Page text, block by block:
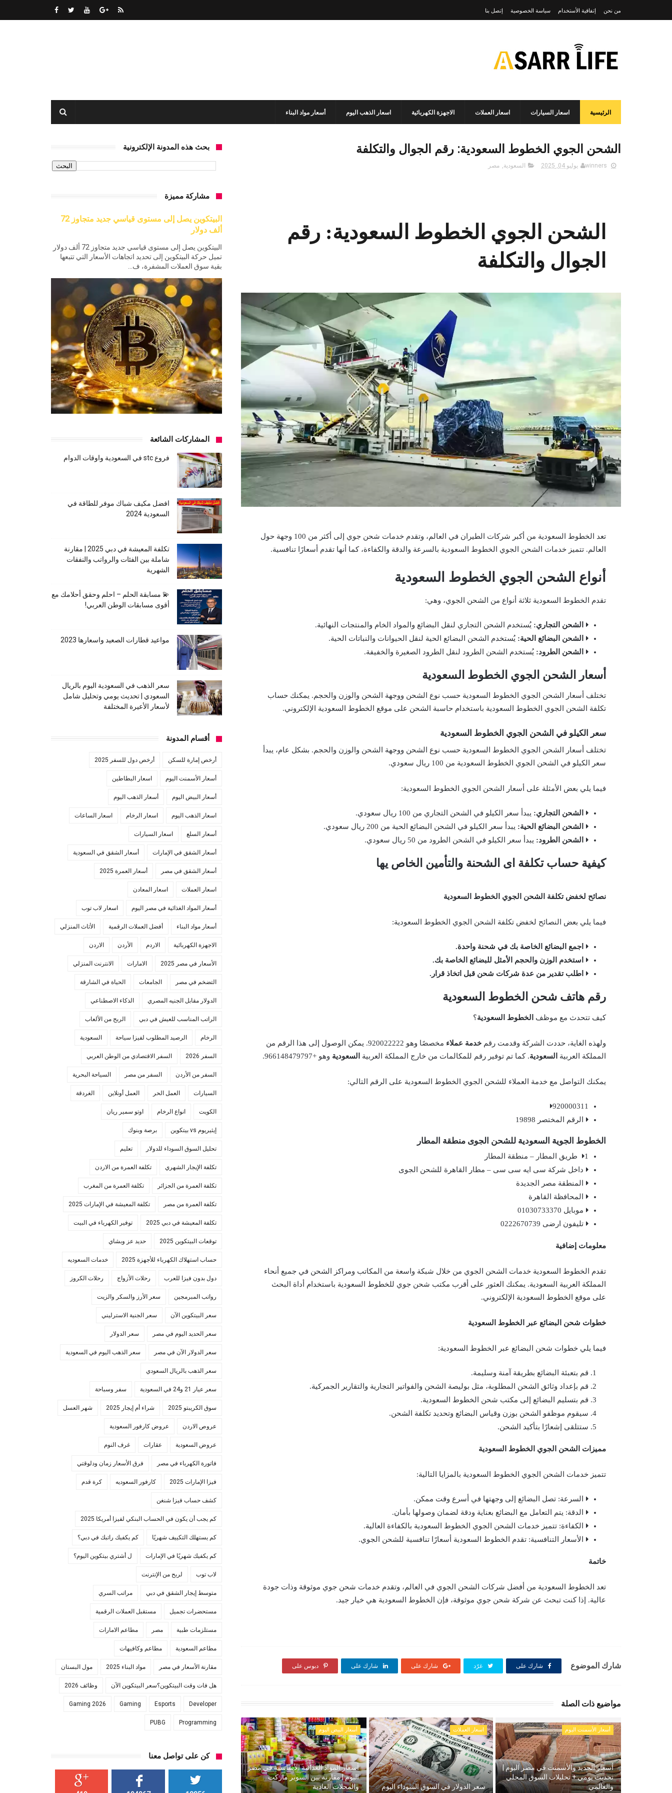
من نحن إتفاقية الأستخدام سياسة الخصوصية إتصل بنا
الرئيسية اسعار السيارات اسعار العملات الاجهزة الكهربائية اسعار الذهب اليوم أسعار مواد البناء
الشحن الجوي الخطوط السعودية: رقم الجوال والتكلفة
winners يوليو 04, 2025 السعودية, مصر
الشحن الجوي الخطوط السعودية: رقم
الجوال والتكلفة
تعد الخطوط السعودية من أكبر شركات الطيران في العالم، وتقدم خدمات شحن جوي إلى أكثر من 100 وجهة حول
العالم. تتميز خدمات الشحن الجوي الخطوط السعودية بالسرعة والدقة والكفاءة، كما أنها تقدم أسعارًا تنافسية.
أنواع الشحن الجوي الخطوط السعودية
تقدم الخطوط السعودية ثلاثة أنواع من الشحن الجوي، وهي:
الشحن التجاري: يُستخدم الشحن التجاري لنقل البضائع والمواد الخام والمنتجات النهائية.
الشحن البضائع الحية: يُستخدم الشحن البضائع الحية لنقل الحيوانات والنباتات الحية.
الشحن الطرود: يُستخدم الشحن الطرود لنقل الطرود الصغيرة والخفيفة.
أسعار الشحن الجوي الخطوط السعودية
تختلف أسعار الشحن الجوي الخطوط السعودية حسب نوع الشحن ووجهة الشحن والوزن والحجم. يمكنك حساب
تكلفة الشحن الجوي الخطوط السعودية باستخدام حاسبة الشحن على موقع الخطوط السعودية الإلكتروني.
سعر الكيلو في الشحن الجوي الخطوط السعودية
تختلف أسعار الشحن الجوي الخطوط السعودية حسب نوع الشحن ووجهة الشحن والوزن والحجم. بشكل عام، يبدأ
سعر الكيلو في الشحن الجوي الخطوط السعودية من 100 ريال سعودي.
فيما يلي بعض الأمثلة على أسعار الشحن الجوي الخطوط السعودية:
الشحن التجاري: يبدأ سعر الكيلو في الشحن التجاري من 100 ريال سعودي.
الشحن البضائع الحية: يبدأ سعر الكيلو في الشحن البضائع الحية من 200 ريال سعودي.
الشحن الطرود: يبدأ سعر الكيلو في الشحن الطرود من 50 ريال سعودي.
كيفية حساب تكلفة اى الشحنة والتأمين الخاص يها
نصائح لخفض تكلفة الشحن الجوي الخطوط السعودية
فيما يلي بعض النصائح لخفض تكلفة الشحن الجوي الخطوط السعودية:
اجمع البضائع الخاصة بك في شحنة واحدة.
استخدم الوزن والحجم الأمثل للبضائع الخاصة بك.
اطلب تقدير من عدة شركات شحن قبل اتخاذ قرار.
رقم هاتف شحن الخطوط السعودية
كيف تتحدث مع موظف الخطوط السعودية؟
ولهذه الغاية، حددت الشركة وقدمت رقم خدمة عملاء
مخصصًا وهو 920022222. يمكن الوصول إلى هذا الرقم من
المملكة العربية
السعودية. كما تم توفير رقم للمكالمات من خارج المملكة العربية السعودية وهو +966148479797.
يمكنك التواصل مع خدمة العملاء للشحن الجوي الخطوط السعودية على الرقم التالي:
920000311
الرقم المختصر 19898
الخطوط الجوية السعودية للشحن الجوى منطقة المطار
1 طريق المطار – منطقة المطار
داخل شركة سى ايه سى سى – مطار القاهرة للشحن الجوى
المنطقة مصر الجديدة
المحافظة القاهرة
موبايل 01030733370
تليفون ارضى 0222670739
معلومات إضافية
تقدم الخطوط السعودية خدمات الشحن الجوي من خلال شبكة واسعة من المكاتب ومراكز الشحن في جميع أنحاء
المملكة العربية السعودية. يمكنك العثور على أقرب مكتب شحن جوي للخطوط السعودية باستخدام أداة البحث
على موقع الخطوط السعودية الإلكتروني.
خطوات شحن البضائع عبر الخطوط السعودية
فيما يلي خطوات شحن البضائع عبر الخطوط السعودية:
قم بتعبئة البضائع بطريقة آمنة وسليمة.
قم بإعداد وثائق الشحن المطلوبة، مثل بوليصة الشحن والفواتير التجارية والتقارير الجمركية.
قم بتسليم البضائع إلى مكتب شحن الخطوط السعودية.
سيقوم موظفو الشحن بوزن وقياس البضائع وتحديد تكلفة الشحن.
ستتلقى إشعارًا بتأكيد الشحن.
مميزات الشحن الجوي الخطوط السعودية
تتميز خدمات الشحن الجوي الخطوط السعودية بالمزايا التالية:
السرعة: تصل البضائع إلى وجهتها في أسرع وقت ممكن.
الدقة: يتم التعامل مع البضائع بعناية ودقة لضمان وصولها بأمان.
الكفاءة: تتميز خدمات الشحن الجوي الخطوط السعودية بالكفاءة العالية.
الأسعار التنافسية: تقدم الخطوط السعودية أسعارًا تنافسية للشحن الجوي.
خاتمة
تعد الخطوط السعودية من أفضل شركات الشحن الجوي في العالم، وتقدم خدمات شحن جوي موثوقة وذات جودة
عالية. إذا كنت تبحث عن شركة شحن جوي موثوقة، فإن الخطوط السعودية هي خيار جيد.
شارك الموضوع شارك على غرّد شارك على شارك على دبوس على
مواضيع ذات الصلة
أسعار الأسمنت اليوم
أسعار الحديد والأسمنت في مصر اليوم |
تحديث يومي + تحليلات السوق المحلي
والعالمي
اسعار العملات
سعر الدولار في السوق السوداء اليوم
أسعار البيض اليوم
أسعار المواد الغذائية الأساسية في مصر
اليوم | مقارنة بين السوبر ماركت
والمحلات العادية
بحث هذه المدونة الإلكترونية
مشاركة مميزة
البيتكوين يصل إلى مستوى قياسي جديد متجاوز 72
ألف دولار
البيتكوين يصل إلى مستوى قياسي جديد متجاوز 72 ألف دولار
تميل حركة البيتكوين إلى تحديد اتجاهات الأسعار التي تتبعها
بقية سوق العملات المشفرة، ف...
المشاركات الشائعة
فروع stc في السعودية واوقات الدوام
افضل مكيف شباك موفر للطاقة في
السعودية 2024
تكلفة المعيشة في دبي 2025 | مقارنة
شاملة بين الفئات والرواتب والنفقات
الشهرية
💫 مسابقة الحلم – احلم وحقق أحلامك مع
أقوى مسابقات الوطن العربي!
مواعيد قطارات الصعيد واسعارها 2023
سعر الذهب في السعودية اليوم بالريال
السعودي | تحديث يومي وتحليل شامل
لأسعار الأعيرة المختلفة
أقسام المدونة
أرخص إمارة للسكن أرخص دول للسفر 2025
أسعار الأسمنت اليوم اسعار البطاطين
أسعار البيض اليوم أسعار الذهب اليوم
اسعار الذهب اليوم اسعار الرخام اسعار الساعات
أسعار السلع اسعار السيارات
أسعار الشقق في الإمارات أسعار الشقق في السعودية
أسعار الشقق في مصر أسعار العمرة 2025
اسعار العملات اسعار المعادن
أسعار المواد الغذائية في مصر اليوم اسعار لاب توب
أسعار مواد البناء أفضل العملات الرقمية الأثاث المنزلي
الاجهزة الكهربائية الاردم الأردن الاردن
الأسعار في مصر 2025 الامارات الانترنت المنزلي
التضخم في مصر الجامعات الحياة في الشارقة
الدولار مقابل الجنيه المصري الذكاء الاصطناعي
الراتب المناسب للعيش في دبي الربح من الألعاب
الرخام الرصيد المطلوب لفيزا سياحة السعودية
السفر 2026 السفر الاقتصادي من الوطن العربي
السفر من الأردن السفر من مصر السياحة البحرية
السيارات العمل الحر العمل أونلاين الغردقة
الكويت انواع الرخام اوتو سمير ريان
إيثيريوم vs بيتكوين برصة وبنوك
تحليل السوق السوداء للدولار تعليم
تكلفة الإيجار الشهري تكلفة العمرة من الاردن
تكلفة العمرة من الجزائر تكلفة العمرة من المغرب
تكلفة العمرة من مصر تكلفة المعيشة في الإمارات 2025
تكلفة المعيشة في دبي 2025 توفير الكهرباء في البيت
توقعات البيتكوين 2025 حديد عز وبشاي
حساب استهلاك الكهرباء للأجهزة 2025 خدمات السعوديه
دول بدون فيزا للعرب رحلات الأزواج رحلات الكروز
رواتب المبرمجين سعر الأرز والسكر والزيت
سعر البيتكوين الآن سعر الجنية الاسترليني
سعر الحديد اليوم في مصر سعر الدولار
سعر الدولار الآن في مصر سعر الذهب اليوم في السعودية
سعر الذهب بالريال السعودي
سعر عيار 21 و24 في السعودية سفر وسباحة
سوق الكريبتو 2025 شراء أم إيجار 2025 شهر العسل
عروص الاردن عروض كارفور السعودية
عروض السعودية عقارات غرف النوم
فاتورة الكهرباء في مصر فرق الأسعار زمان ودلوقتي
فيزا الإمارات 2025 كارفور السعوديه كرة قدم
كشف حساب فيزا شنغن
كم يجب أن يكون في الحساب البنكي لفيزا أمريكا 2025
كم يستهلك التكييف شهريًا كم يكفيك راتبك في دبي؟
كم يكفيك شهريًا في الإمارات ل أشتري بيتكوين اليوم؟
لاب توب لربح من الإنترنت
متوسط إيجار الشقق في دبي مراتب السري
مستحضرات تجميل مستقبل العملات الرقمية
مستلزمات طبية مصر مطاعم الامارات
مطاعم السعودية مطاعم وكافيهات
مقارنة الأسعار في مصر مواد البناء 2025 مول البستان
هل فات وقت البيتكوين؟سعر البيتكوين الآن وظائف 2026
Developer
Esports
Gaming
Gaming 2026
Programming
PUBG
كن على تواصل معنا